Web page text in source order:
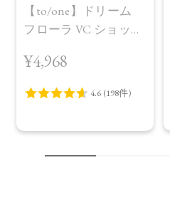
【to/one】ドリーム
フローラ VC ショット
¥4,968